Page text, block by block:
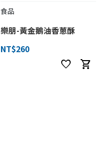
食品
樂朋-黃金鵝油香蔥酥
NT$260
favorite shopping_cart